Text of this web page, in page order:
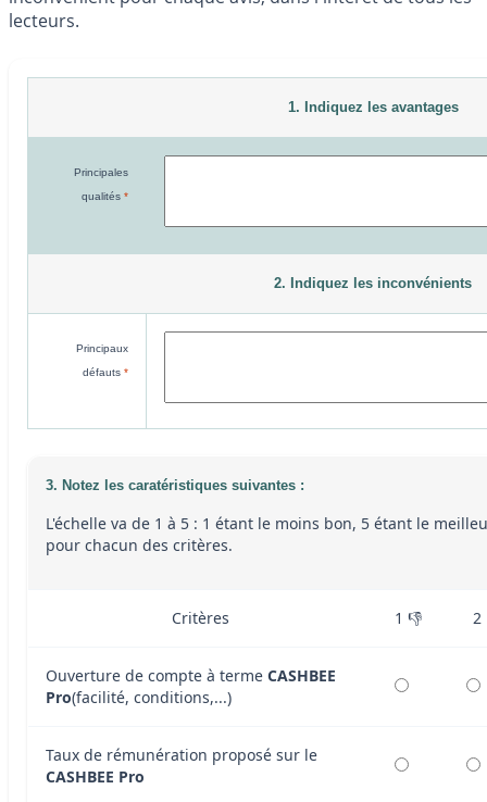
lecteurs.
1. Indiquez les avantages
Principales
qualités *
2. Indiquez les inconvénients
Principaux
défauts *
3. Notez les caratéristiques suivantes :
L'échelle va de 1 à 5 : 1 étant le moins bon, 5 étant le
pour chacun des critères.
Critères 1 👎 2
Ouverture de compte à terme CASHBEE
Pro(facilité, conditions,...)
Taux de rémunération proposé sur le
CASHBEE Pro